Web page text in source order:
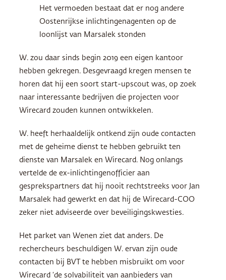
Het vermoeden bestaat dat er nog andere
Oostenrijkse inlichtingenagenten op de
loonlijst van Marsalek stonden
W. zou daar sinds begin 2019 een eigen kantoor
hebben gekregen. Desgevraagd kregen mensen te
horen dat hij een soort start-upscout was, op zoek
naar interessante bedrijven die projecten voor
Wirecard zouden kunnen ontwikkelen.
W. heeft herhaaldelijk ontkend zijn oude contacten
met de geheime dienst te hebben gebruikt ten
dienste van Marsalek en Wirecard. Nog onlangs
vertelde de ex-inlichtingenofficier aan
gesprekspartners dat hij nooit rechtstreeks voor Jan
Marsalek had gewerkt en dat hij de Wirecard-COO
zeker niet adviseerde over beveiligingskwesties.
Het parket van Wenen ziet dat anders. De
rechercheurs beschuldigen W. ervan zijn oude
contacten bij BVT te hebben misbruikt om voor
Wirecard ‘de solvabiliteit van aanbieders van